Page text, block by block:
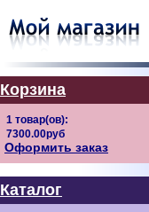
Корзина
Оформить заказ
Каталог